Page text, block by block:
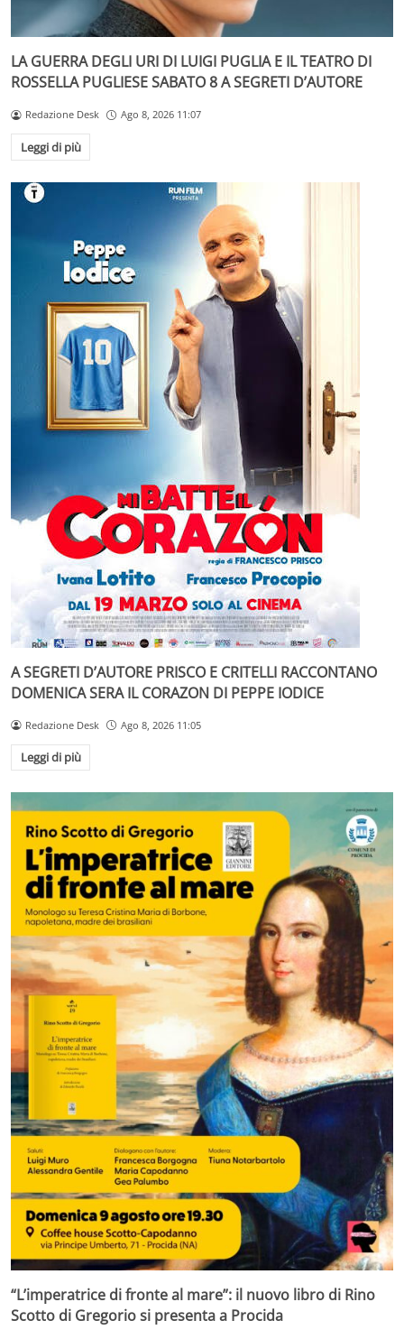
LA GUERRA DEGLI URI DI LUIGI PUGLIA E IL TEATRO DI
ROSSELLA PUGLIESE SABATO 8 A SEGRETI D’AUTORE
Redazione Desk Ago 8, 2026 11:07
Leggi di più
A SEGRETI D’AUTORE PRISCO E CRITELLI RACCONTANO
DOMENICA SERA IL CORAZON DI PEPPE IODICE
Redazione Desk Ago 8, 2026 11:05
Leggi di più
“L’imperatrice di fronte al mare”: il nuovo libro di Rino
Scotto di Gregorio si presenta a Procida